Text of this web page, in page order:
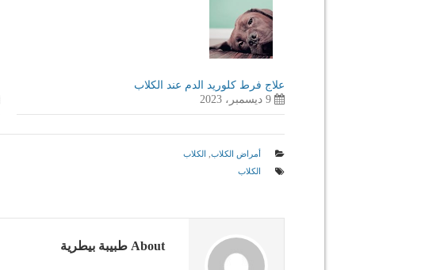
علاج فرط كلوريد الدم عند الكلاب
9 ديسمبر، 2023
أمراض الكلاب الكلاب
الكلاب
About طبيبة بيطرية